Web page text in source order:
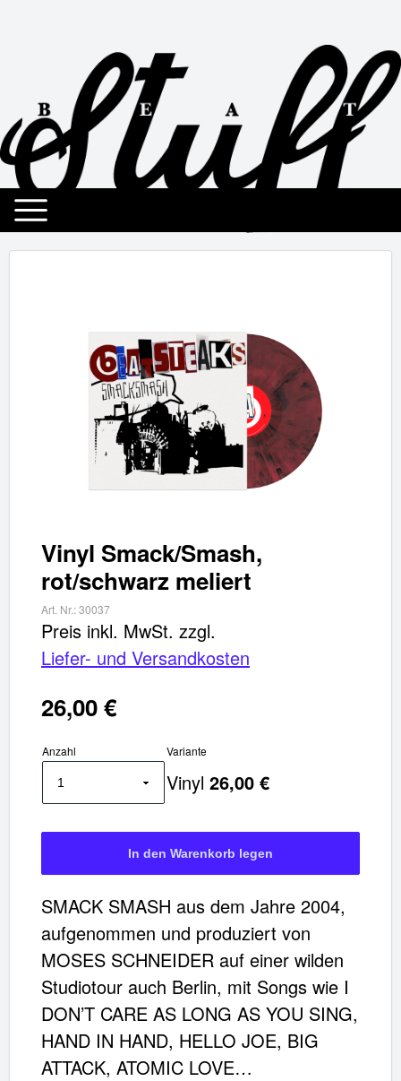
Vinyl Smack/Smash,
rot/schwarz meliert
Art. Nr.:30037
Preis inkl. MwSt. zzgl.
Liefer- und Versandkosten
26,00 €
Anzahl Variante
Vinyl 26,00 €
SMACK SMASH aus dem Jahre 2004,
aufgenommen und produziert von
MOSES SCHNEIDER auf einer wilden
Studiotour auch Berlin, mit Songs wie I
DON’T CARE AS LONG AS YOU SING,
HAND IN HAND, HELLO JOE, BIG
ATTACK, ATOMIC LOVE…
Artikel hinzugefügt